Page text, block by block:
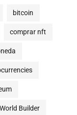
bitcoin
comprar nft
Builder